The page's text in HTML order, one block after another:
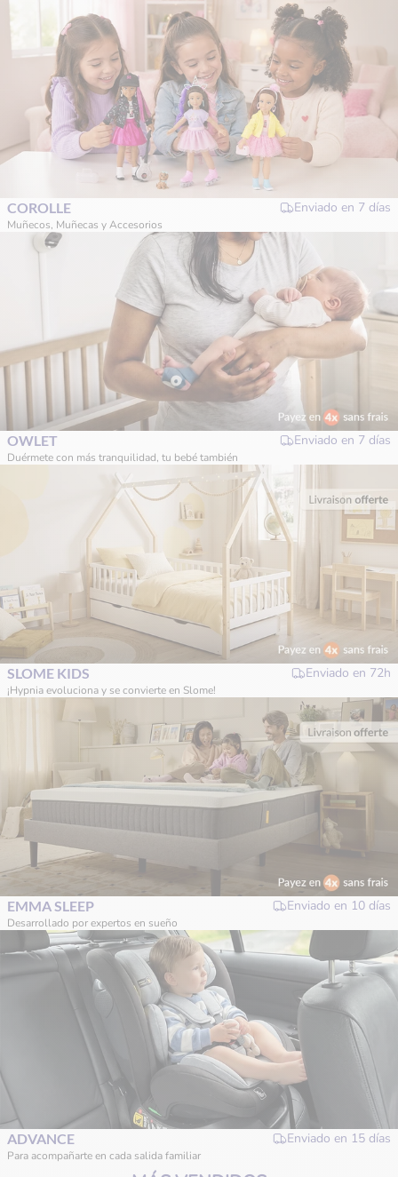
COROLLE Enviado en 7 días
Muñecos, Muñecas y Accesorios
OWLET Enviado en 7 días
Duérmete con más tranquilidad, tu bebé también
SLOME KIDS Enviado en 72h
¡Hypnia evoluciona y se convierte en Slome!
EMMA SLEEP Enviado en 10 días
Desarrollado por expertos en sueño
ADVANCE Enviado en 15 días
Para acompañarte en cada salida familiar